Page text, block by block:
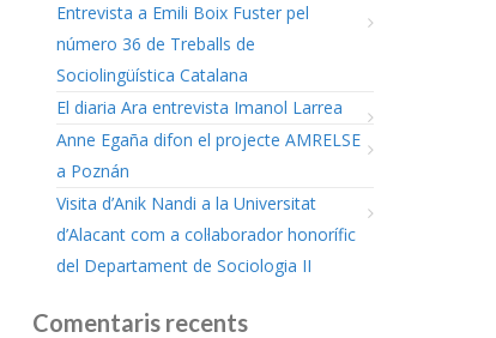
Entrevista a Emili Boix Fuster pel
número 36 de Treballs de
Sociolingüística Catalana
El diaria Ara entrevista Imanol Larrea
Anne Egaña difon el projecte AMRELSE
a Poznán
Visita d’Anik Nandi a la Universitat
d’Alacant com a col·laborador honorífic
del Departament de Sociologia II
Comentaris recents